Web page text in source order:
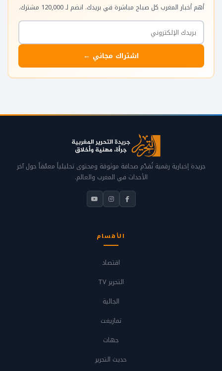
أهم أخبار المغرب كل صباح مباشرة في بريدك. انضم لـ 120,000 مشترك.
اشتراك مجاني ←
جريدة إخبارية رقمية تُقدّم صحافة موثوقة ومحتوى تحليلياً معمّقاً حول آخر
الأحداث في المغرب والعالم.
الأقسام
اقتصاد
التحرير TV
الجالية
تمازيغت
جهات
حديث التحرير